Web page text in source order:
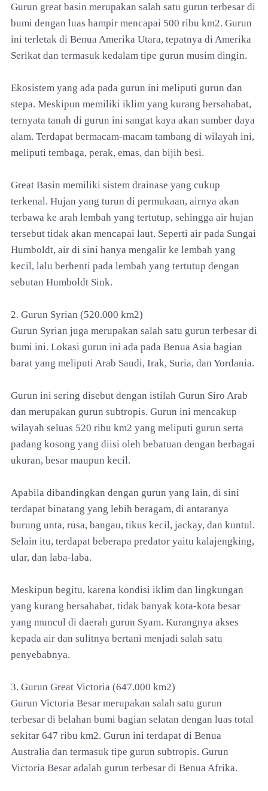
Gurun great basin merupakan salah satu gurun terbesar di
bumi dengan luas hampir mencapai 500 ribu km2. Gurun
ini terletak di Benua Amerika Utara, tepatnya di Amerika
Serikat dan termasuk kedalam tipe gurun musim dingin.
Ekosistem yang ada pada gurun ini meliputi gurun dan
stepa. Meskipun memiliki iklim yang kurang bersahabat,
ternyata tanah di gurun ini sangat kaya akan sumber daya
alam. Terdapat bermacam-macam tambang di wilayah ini,
meliputi tembaga, perak, emas, dan bijih besi.
Great Basin memiliki sistem drainase yang cukup
terkenal. Hujan yang turun di permukaan, airnya akan
terbawa ke arah lembah yang tertutup, sehingga air hujan
tersebut tidak akan mencapai laut. Seperti air pada Sungai
Humboldt, air di sini hanya mengalir ke lembah yang
kecil, lalu berhenti pada lembah yang tertutup dengan
sebutan Humboldt Sink.
2. Gurun Syrian (520.000 km2)
Gurun Syrian juga merupakan salah satu gurun terbesar di
bumi ini. Lokasi gurun ini ada pada Benua Asia bagian
barat yang meliputi Arab Saudi, Irak, Suria, dan Yordania.
Gurun ini sering disebut dengan istilah Gurun Siro Arab
dan merupakan gurun subtropis. Gurun ini mencakup
wilayah seluas 520 ribu km2 yang meliputi gurun serta
padang kosong yang diisi oleh bebatuan dengan berbagai
ukuran, besar maupun kecil.
Apabila dibandingkan dengan gurun yang lain, di sini
terdapat binatang yang lebih beragam, di antaranya
burung unta, rusa, bangau, tikus kecil, jackay, dan kuntul.
Selain itu, terdapat beberapa predator yaitu kalajengking,
ular, dan laba-laba.
Meskipun begitu, karena kondisi iklim dan lingkungan
yang kurang bersahabat, tidak banyak kota-kota besar
yang muncul di daerah gurun Syam. Kurangnya akses
kepada air dan sulitnya bertani menjadi salah satu
penyebabnya.
3. Gurun Great Victoria (647.000 km2)
Gurun Victoria Besar merupakan salah satu gurun
terbesar di belahan bumi bagian selatan dengan luas total
sekitar 647 ribu km2. Gurun ini terdapat di Benua
Australia dan termasuk tipe gurun subtropis. Gurun
Victoria Besar adalah gurun terbesar di Benua Afrika.